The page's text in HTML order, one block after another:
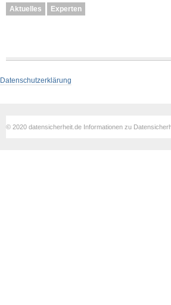
Aktuelles Experten
Datenschutzerklärung
© 2020 datensicherheit.de Informationen zu